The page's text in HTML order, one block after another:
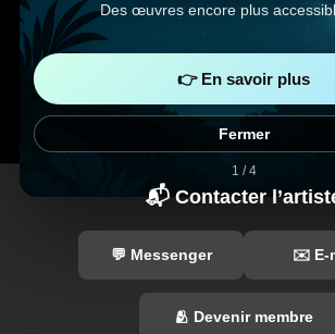
Des œuvres encore plus
👉 En savoir plus
Fermer
1 / 4
📬 Contacter
💬 Messenger ✉️ E-
🫂 Devenir membre